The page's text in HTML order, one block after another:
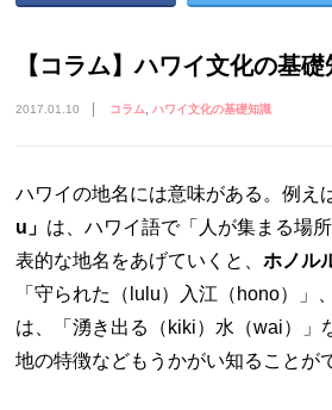
【コラム】ハワイ文化の基
2017.01.10 コラム ハワイ文化の基礎知識
ハワイの地名には意味がある。例え
u」 は、ハワイ語で「人が集まる場
表的な地名をあげていくと、ホノル
「守られた（lulu）入江（hono）」、
は、「湧き出る（kiki）水（wai）」
地の特徴などもうかがい知ることが